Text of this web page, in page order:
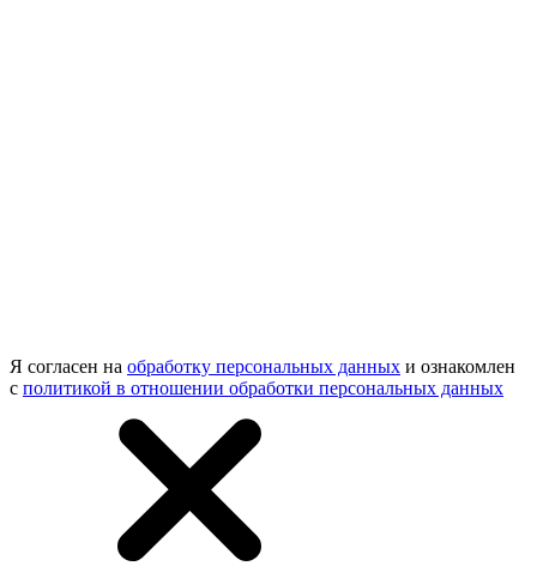
Я согласен на обработку персональных данных и ознакомлен
с политикой в отношении обработки персональных данных